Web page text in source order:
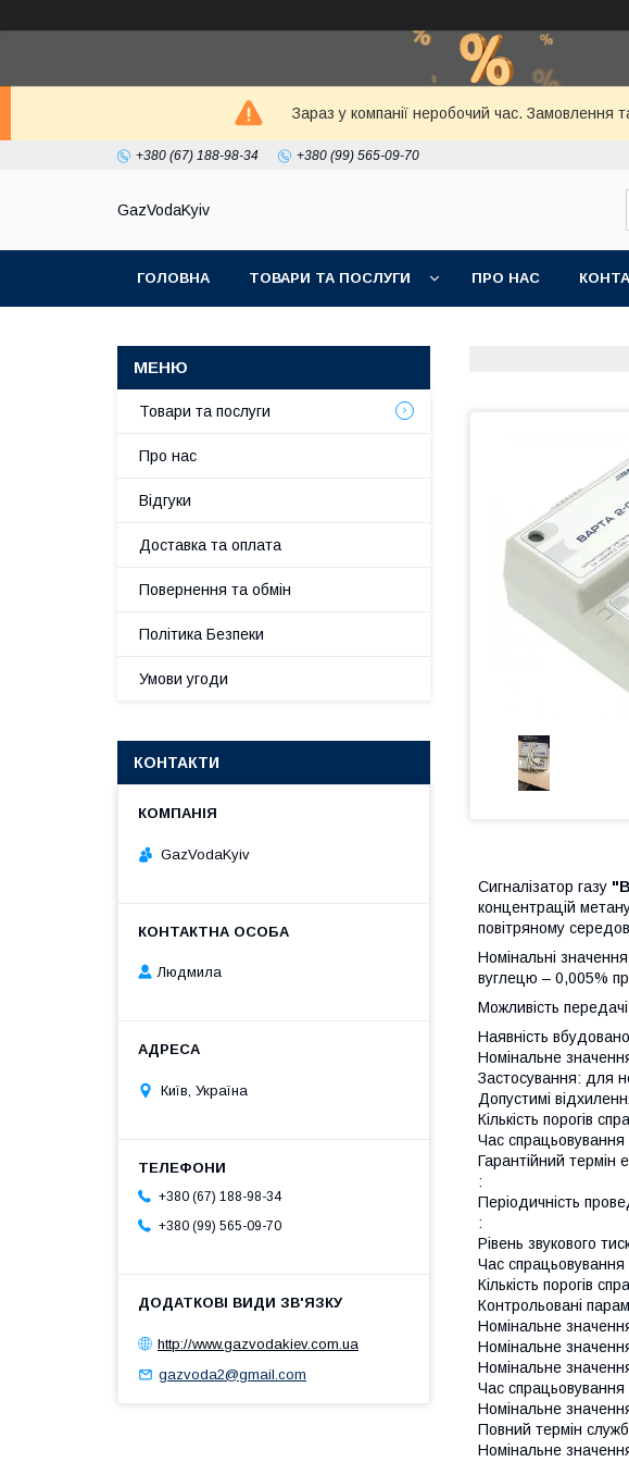
Зараз у компанії неробочий час. Замовлення
+380 (67) 188-98-34 +380 (99) 565-09-70
GazVodaKyiv
ГОЛОВНА ТОВАРИ ТА ПОСЛУГИ ПРО НАС
Сигналізатор газу
концентрацій
повітряному
Номінальні
вуглецю – 0,005%
Можливість передачі
Наявність
Номінальне
Застосування: для
Допустимі
Кількість порогів
Час
Гарантійний термін
:
Періодичність
:
Рівень звукового
Час
Кількість порогів
Контрольовані
Номінальне
Номінальне
Номінальне
Час спрацьовування
Номінальне
Повний термін
Номінальне
Товари та послуги
Про нас
Відгуки
Доставка та оплата
Повернення та обмін
Політика Безпеки
Умови угоди
КОНТАКТИ
GazVodaKyiv
Людмила
Київ, Україна
+380 (67) 188-98-34
+380 (99) 565-09-70
http://www.gazvodakiev.com.ua
gazvoda2@gmail.com